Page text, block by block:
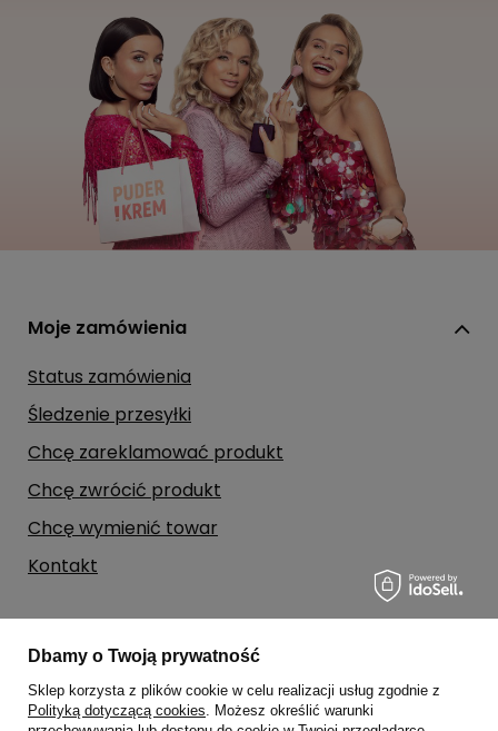
Moje zamówienia
Status zamówienia
Śledzenie przesyłki
Chcę zareklamować produkt
Chcę zwrócić produkt
Chcę wymienić towar
Kontakt
Regulaminy
Dbamy o Twoją prywatność
Sklep korzysta z plików cookie w celu realizacji usług zgodnie z
Polityką dotyczącą cookies. Możesz określić warunki